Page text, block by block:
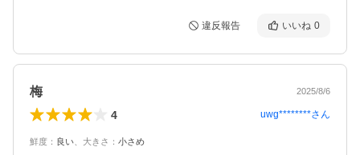
違反報告 いいね 0
梅 2025/8/6
4 uwg********さん
鮮度 ： 良い 大きさ ： 小さめ